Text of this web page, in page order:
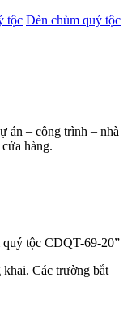
tộc Đèn chùm quý tộc
án – công trình – nhà
hàng.
tộc CDQT-69-20”
khai. Các trường bắt